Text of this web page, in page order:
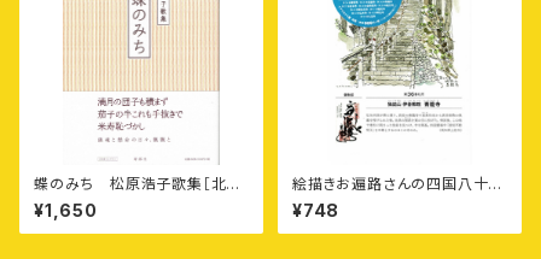
蝶のみち 松原浩子歌集［北海
道くらしのうた1］
¥1,650
絵描きお遍路さんの四国八十八
カ所御朱印付きポストカード集
〈第4集〉高知6カ寺・愛媛5カ寺
¥748